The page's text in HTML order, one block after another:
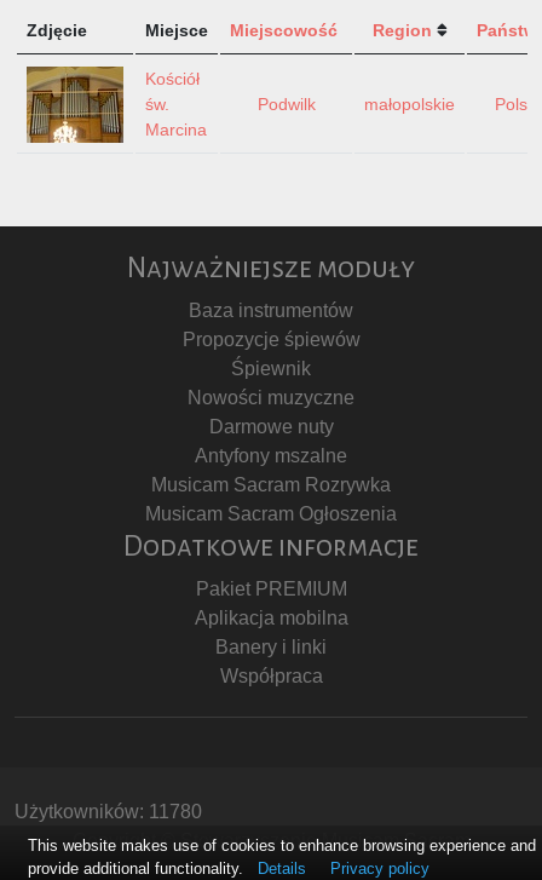
Zdjęcie Miejsce Miejscowość Region
Kościół
św.
Marcina
Podwilk małopolskie
Najważniejsze moduły
Baza instrumentów
Propozycje śpiewów
Śpiewnik
Nowości muzyczne
Darmowe nuty
Antyfony mszalne
Musicam Sacram Rozrywka
Musicam Sacram Ogłoszenia
Dodatkowe informacje
Pakiet PREMIUM
Aplikacja mobilna
Banery i linki
Współpraca
Użytkowników: 11780
Copyright © Stowarzyszenie Musicam Sacram
This website makes use of cookies to enhance browsing experience and
provide additional functionality.
Details Privacy policy